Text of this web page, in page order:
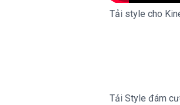
Tải style cho
Tải Style đám